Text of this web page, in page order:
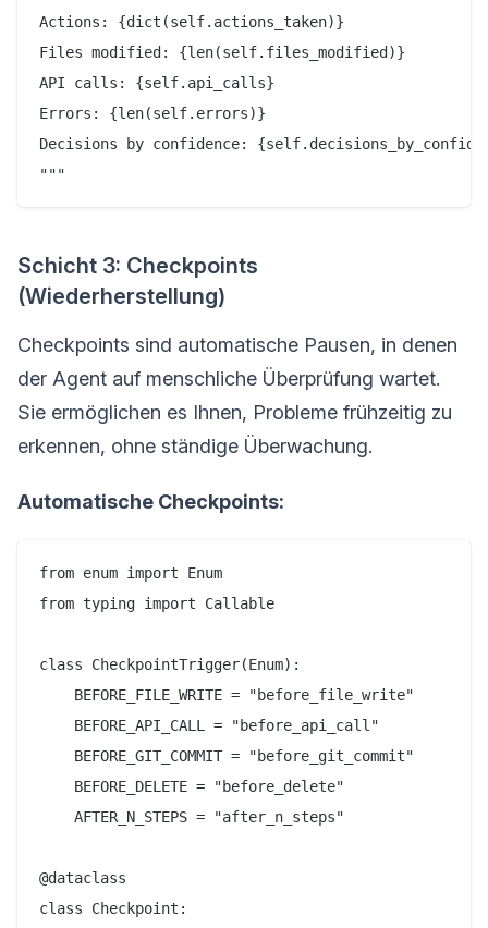
Actions: {dict(self.actions_taken)}
Files modified: {len(self.files_modified)}
API calls: {self.api_calls}
Errors: {len(self.errors)}
Decisions by confidence:
Schicht 3: Checkpoints
(Wiederherstellung)
Checkpoints sind automatische Pausen, in denen
der Agent auf menschliche Überprüfung wartet.
Sie ermöglichen es Ihnen, Probleme frühzeitig zu
erkennen, ohne ständige Überwachung.
Automatische Checkpoints:
from enum import Enum
from typing import Callable
class CheckpointTrigger(Enum):
    BEFORE_FILE_WRITE = "before_file_write"
    BEFORE_API_CALL = "before_api_call"
    BEFORE_GIT_COMMIT = "before_git_commit"
    BEFORE_DELETE = "before_delete"
    AFTER_N_STEPS = "after_n_steps"
@dataclass
class Checkpoint: